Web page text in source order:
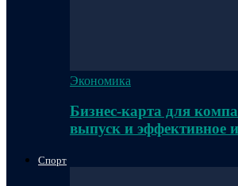
Экономика
Бизнес-карта для
выпуск и эффективное
Спорт